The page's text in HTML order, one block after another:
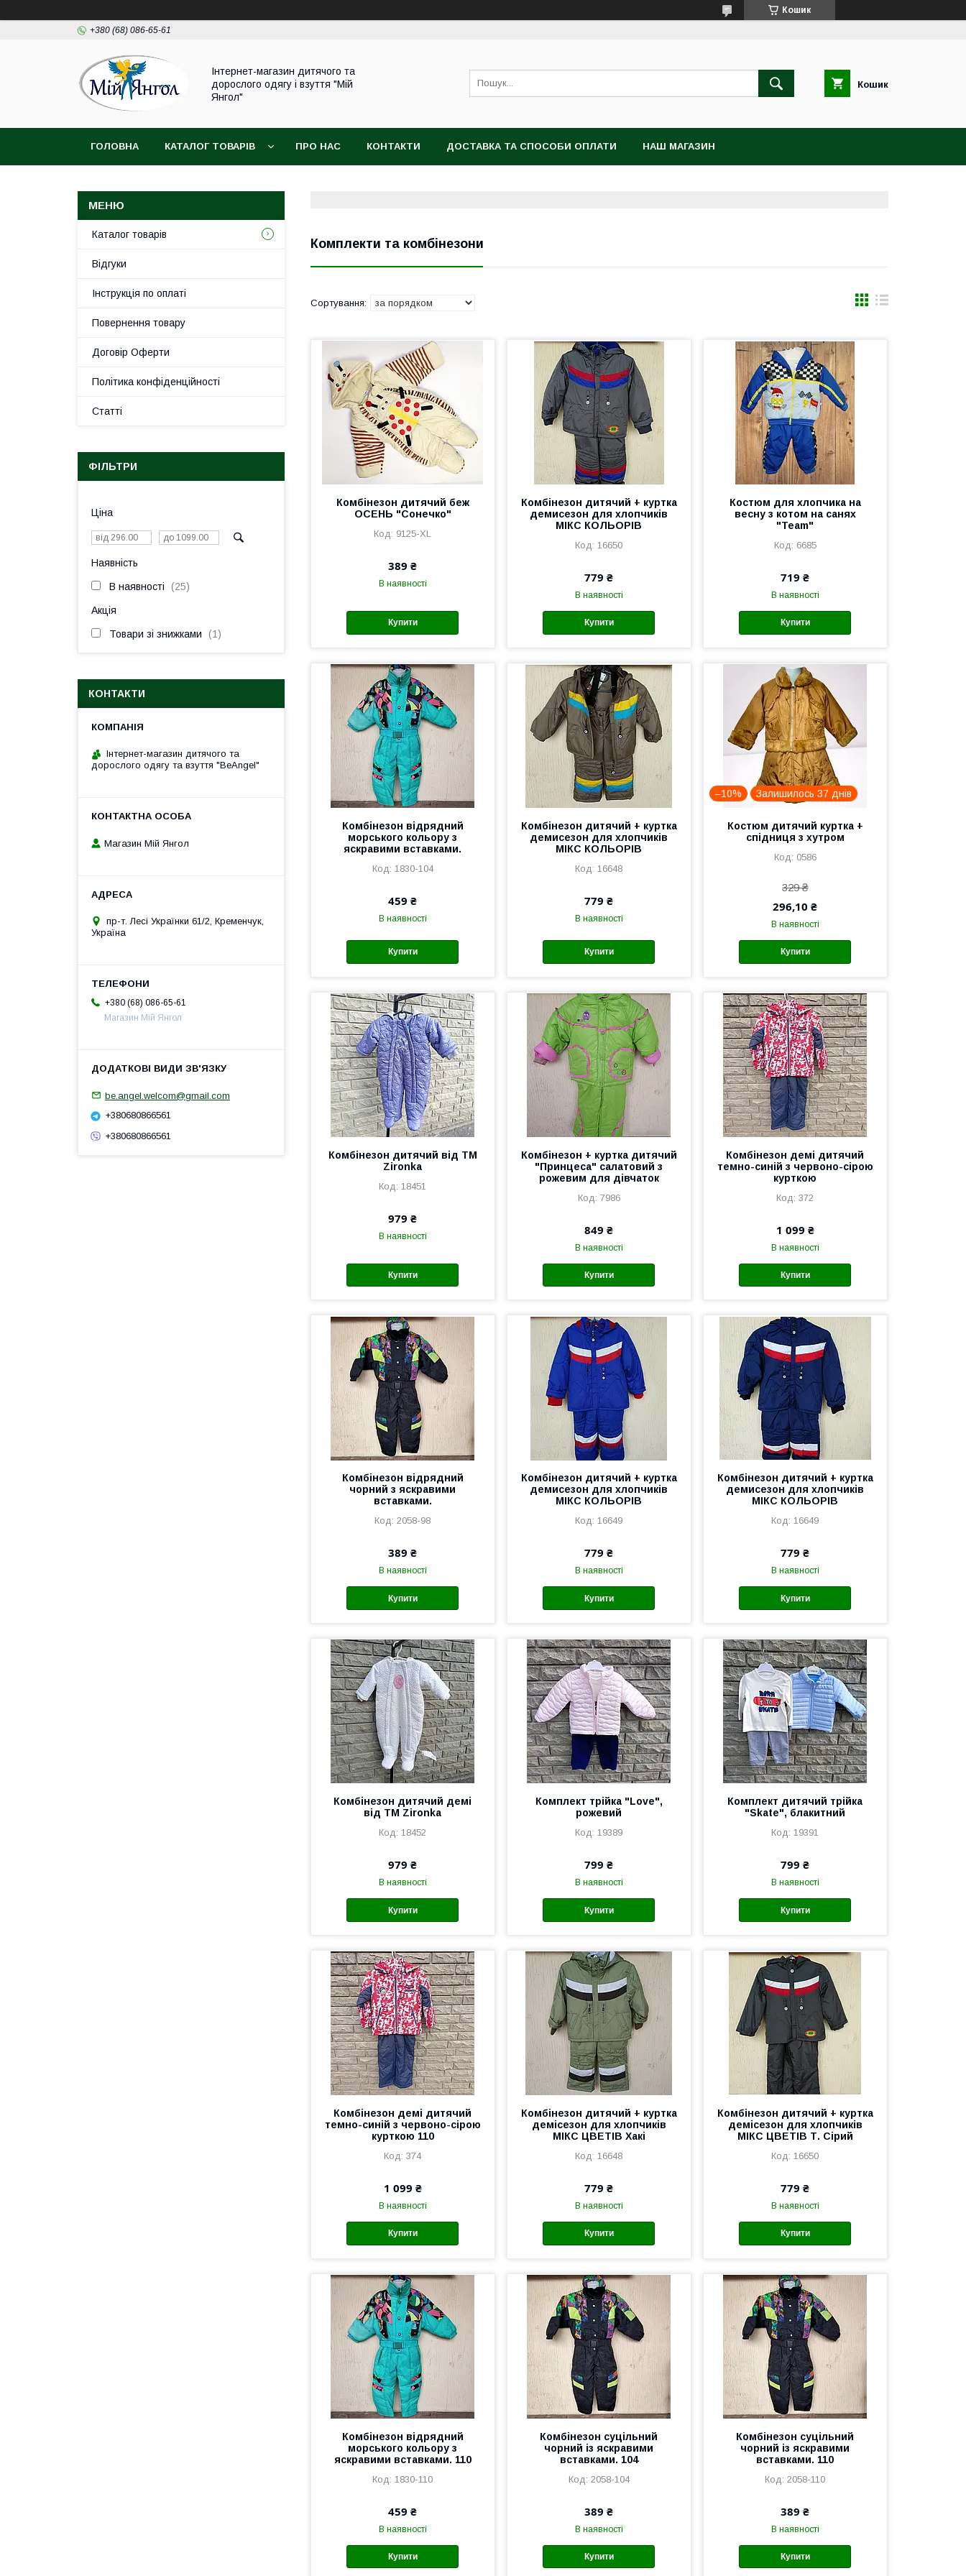
Кошик
+380 (68) 086-65-61
Інтернет-магазин дитячого та
дорослого одягу і взуття "Мій
Янгол"
Кошик
ГОЛОВНА КАТАЛОГ ТОВАРІВ ПРО НАС КОНТАКТИ ДОСТАВКА ТА СПОСОБИ ОПЛАТИ НАШ МАГАЗИН
Комплекти та комбінезони
Комбінезон дитячий беж
ОСЕНЬ "Сонечко"
9125-XL
389 ₴
В наявності
Купити
Комбінезон дитячий + куртка
демисезон для хлопчиків
МІКС КОЛЬОРІВ
16650
779 ₴
В наявності
Купити
Костюм для хлопчика на
весну з котом на санях
"Team"
6685
719 ₴
В наявності
Купити
Комбінезон відрядний
морського кольору з
яскравими вставками.
1830-104
459 ₴
В наявності
Купити
Комбінезон дитячий + куртка
демисезон для хлопчиків
МІКС КОЛЬОРІВ
16648
779 ₴
В наявності
Купити
–10% Залишилось 37 днів
Костюм дитячий куртка +
спідниця з хутром
0586
329 ₴
296,10 ₴
В наявності
Купити
Комбінезон дитячий від ТМ
Zironka
18451
979 ₴
В наявності
Купити
Комбінезон + куртка дитячий
"Принцеса" салатовий з
рожевим для дівчаток
7986
849 ₴
В наявності
Купити
Комбінезон демі дитячий
темно-синій з червоно-сірою
курткою
372
1 099 ₴
В наявності
Купити
Комбінезон відрядний
чорний з яскравими
вставками.
2058-98
389 ₴
В наявності
Купити
Комбінезон дитячий + куртка
демисезон для хлопчиків
МІКС КОЛЬОРІВ
16649
779 ₴
В наявності
Купити
Комбінезон дитячий + куртка
демисезон для хлопчиків
МІКС КОЛЬОРІВ
16649
779 ₴
В наявності
Купити
Комбінезон дитячий демі
від ТМ Zironka
18452
979 ₴
В наявності
Купити
Комплект трійка "Love",
рожевий
19389
799 ₴
В наявності
Купити
Комплект дитячий трійка
"Skate", блакитний
19391
799 ₴
В наявності
Купити
Комбінезон демі дитячий
темно-синій з червоно-сірою
курткою 110
374
1 099 ₴
В наявності
Купити
Комбінезон дитячий + куртка
демісезон для хлопчиків
МІКС ЦВЕТІВ Хакі
16648
779 ₴
В наявності
Купити
Комбінезон дитячий + куртка
демісезон для хлопчиків
МІКС ЦВЕТІВ Т. Сірий
16650
779 ₴
В наявності
Купити
Комбінезон відрядний
морського кольору з
яскравими вставками. 110
1830-110
459 ₴
В наявності
Купити
Комбінезон суцільний
чорний із яскравими
вставками. 104
2058-104
389 ₴
В наявності
Купити
Комбінезон суцільний
чорний із яскравими
вставками. 110
2058-110
389 ₴
В наявності
Купити
Каталог товарів
Відгуки
Інструкція по оплаті
Повернення товару
Договір Оферти
Політика конфіденційності
Статті
ФІЛЬТРИ
Ціна
Наявність
В наявності 25
Акція
Товари зі знижками 1
КОНТАКТИ
Інтернет-магазин дитячого та
дорослого одягу та взуття "BeAngel"
Магазин Мій Янгол
пр-т. Лесі Українки 61/2, Кременчук,
Україна
+380 (68) 086-65-61
Магазин Мій Янгол
be.angel.welcom@gmail.com
+380680866561
+380680866561